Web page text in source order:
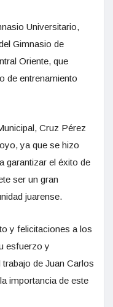
Universitario,
Gimnasio de
Oriente, que
de entrenamiento
Cruz Pérez
ya que se hizo
garantizar el éxito de
ser un gran
juarense.
y felicitaciones a los
esfuerzo y
de Juan Carlos
importancia de este